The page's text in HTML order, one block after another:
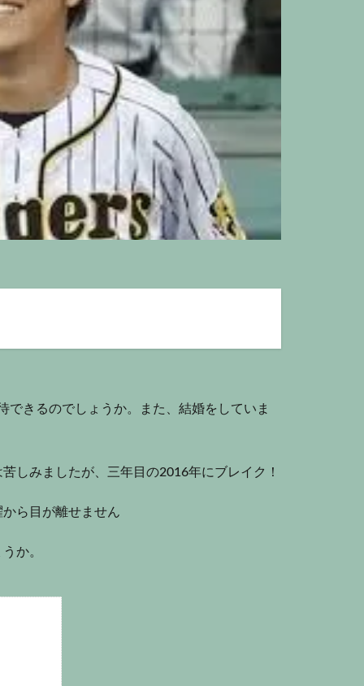
できるのでしょうか。また、結婚をしていま
しみましたが、三年目の2016年にブレイク！
ら目が離せません
か。